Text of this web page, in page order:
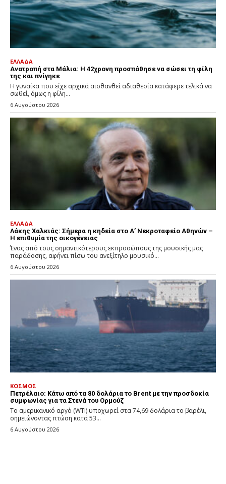
ΕΛΛΑΔΑ
Ανατροπή στα Μάλια: Η 42χρονη προσπάθησε να σώσει τη φίλη
της και πνίγηκε
Η γυναίκα που είχε αρχικά αισθανθεί αδιαθεσία κατάφερε τελικά να
σωθεί, όμως η φίλη...
6 Αυγούστου 2026
ΕΛΛΑΔΑ
Λάκης Χαλκιάς: Σήμερα η κηδεία στο Α’ Νεκροταφείο Αθηνών –
Η επιθυμία της οικογένειας
Ένας από τους σημαντικότερους εκπροσώπους της μουσικής μας
παράδοσης, αφήνει πίσω του ανεξίτηλο μουσικό...
6 Αυγούστου 2026
ΚΟΣΜΟΣ
Πετρέλαιο: Κάτω από τα 80 δολάρια το Brent με την προσδοκία
συμφωνίας για τα Στενά του Ορμούζ
Το αμερικανικό αργό (WTI) υποχωρεί στα 74,69 δολάρια το βαρέλι,
σημειώνοντας πτώση κατά 53...
6 Αυγούστου 2026